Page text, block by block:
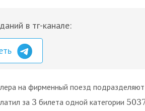
в тг-канале:
на фирменный поезд
за 3 билета одной категории